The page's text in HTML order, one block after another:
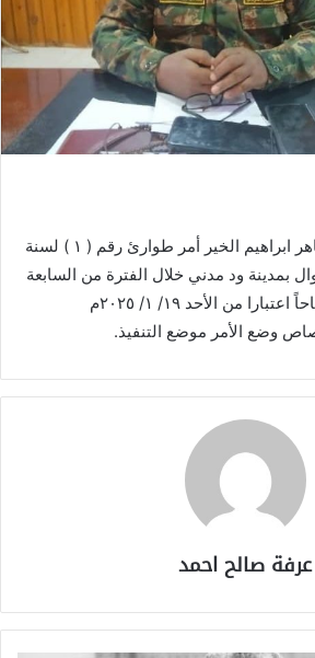
أصدر والي الجزيرة الطاهر ابراهيم الخير أمر طوارئ رقم ( ١ ) لسنة
بمدينة ود مدني خلال الفترة من السابعة
من الأحد ١٩/ ١/ ٢٠٢٥م
وضع الأمر موضع التنفيذ.
عرفة صالح احمد